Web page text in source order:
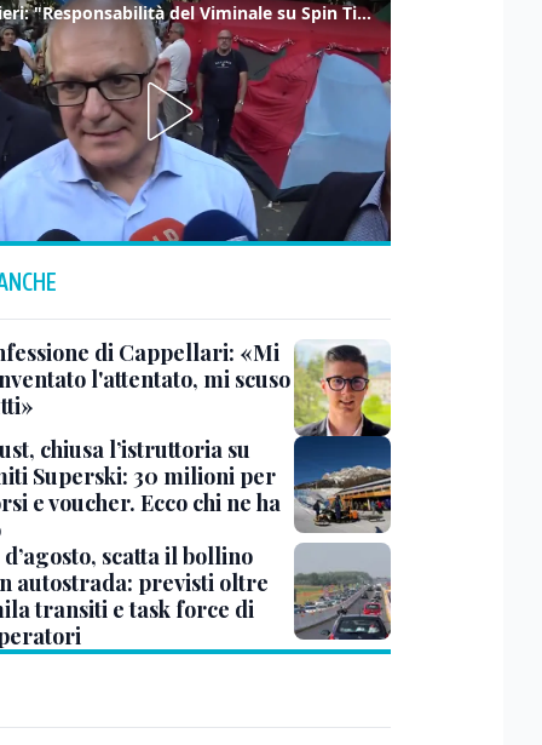
Gualtieri: "Responsabilità del Viminale su Spin Time? La posizione dei partiti è nota"
di Cappellari: «Mi
l'attentato, mi scuso
chiusa l’istruttoria su
Superski: 30 milioni per
e voucher. Ecco chi ne ha
d’agosto, scatta il bollino
autostrada: previsti oltre
transiti e task force di